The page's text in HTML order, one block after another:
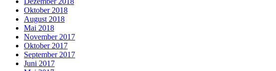
Oktober 2018
August 2018
Mai 2018
November 2017
Oktober 2017
September 2017
Juni 2017